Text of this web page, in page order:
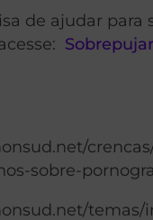
de ajudar para
sobre-
temas/